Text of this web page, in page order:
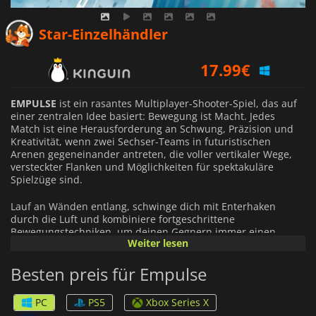
Star-Einzelhändler
17.99€
19.99€
EMPULSE ist ein rasantes Multiplayer-Shooter-Spiel, das auf
einer zentralen Idee basiert: Bewegung ist Macht. Jedes
Match ist eine Herausforderung an Schwung, Präzision und
Kreativität, wenn zwei Sechser-Teams in futuristischen
Arenen gegeneinander antreten, die voller vertikaler Wege,
versteckter Flanken und Möglichkeiten für spektakuläre
Spielzüge sind.
Lauf an Wänden entlang, schwinge dich mit Enterhaken
durch die Luft und kombiniere fortgeschrittene
Bewegungstechniken, um deinen Gegnern immer einen
Schritt voraus zu sein. InEMPULSEist die Beherrschung der
Waffen, wodurch jede Begegnung zu einem schnellen,
fließenden Tanz aus Geschicklichkeit und Reflexen wird.
Das Schlachtfeld verändert sich ständig dank des P.A.I.N.T.-
Weiter lesen
Besten preis für Empulse
PC PS5
Xbox Series X